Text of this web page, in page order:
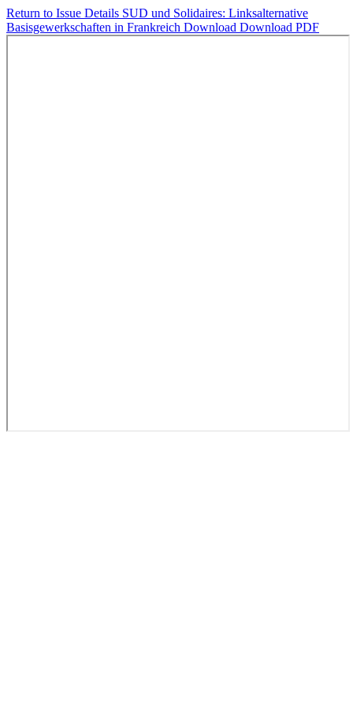
Return to Issue Details SUD und Solidaires: Linksalternative
Basisgewerkschaften in Frankreich Download Download PDF